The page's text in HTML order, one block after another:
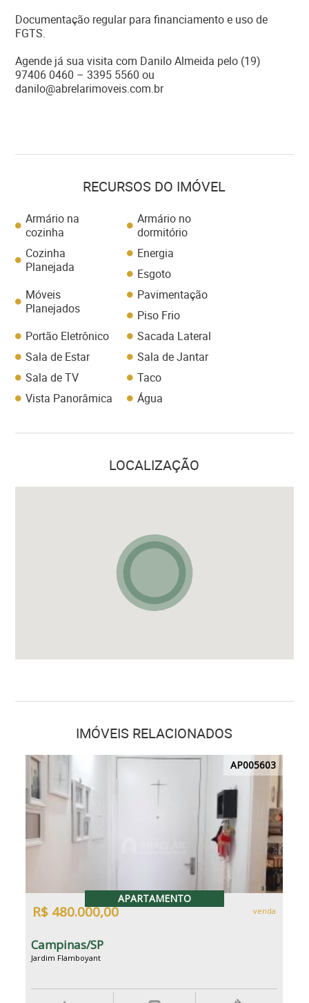
Documentação regular para financiamento e uso de
FGTS.
Agende já sua visita com Danilo Almeida pelo (19)
97406 0460 – 3395 5560 ou
danilo@abrelarimoveis.com.br
RECURSOS DO IMÓVEL
Armário na
cozinha
Armário no
dormitório
Cozinha
Planejada
Energia
Esgoto
Móveis
Planejados
Pavimentação
Piso Frio
Portão Eletrônico
Sacada Lateral
Sala de Estar
Sala de Jantar
Sala de TV
Taco
Vista Panorâmica
Água
LOCALIZAÇÃO
IMÓVEIS RELACIONADOS
AP005603
APARTAMENTO
R$ 480.000,00 venda
Campinas/SP
Jardim Flamboyant